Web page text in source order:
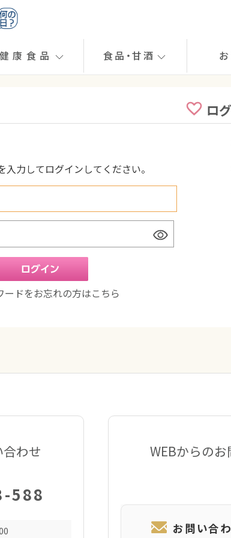
健康食品 食品・甘酒
ロ
力してログインしてください。
ードをお忘れの方はこちら
わせ
588
WEBからの
お問い合